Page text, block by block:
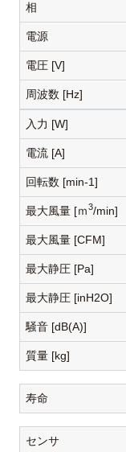
相
電源
電圧 [V]
周波数 [Hz]
入力 [W]
電流 [A]
回転数 [min-1]
最大風量 [ｍ3/min]
最大風量 [CFM]
最大静圧 [Pa]
最大静圧 [inH2O]
騒音 [dB(A)]
質量 [kg]
寿命
センサ